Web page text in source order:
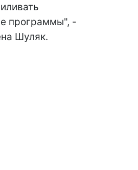
программы", -
Шуляк.